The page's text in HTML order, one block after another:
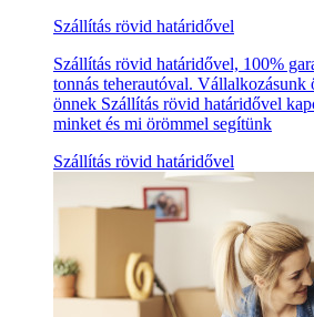
Szállítás rövid határidővel
Szállítás rövid határidővel, 100%
tonnás teherautóval. Vállalkozásunk
önnek Szállítás rövid határidővel
minket és mi örömmel segítünk
Szállítás rövid határidővel